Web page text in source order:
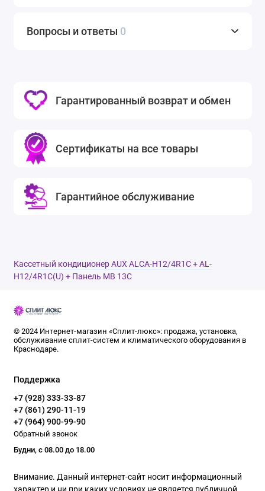
Вопросы и ответы 0
Гарантированный возврат и обмен
Сертификаты на все товары
Гарантийное обслуживание
Кассетный кондиционер AUX ALCA-H12/4R1С + AL-
H12/4R1С(U) + Панель MB 13С
© 2024 Интернет-магазин «Сплит-люкс»: продажа, установка,
обслуживание сплит-систем и климатического оборудования в
Краснодаре.
Поддержка
+7 (928) 333-33-87
+7 (861) 290-11-19
+7 (964) 900-99-90
Обратный звонок
Будни, с 08.00 до 18.00
Внимание. Данный интернет-сайт носит информационный